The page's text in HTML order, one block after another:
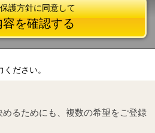
護方針に同意して
容を確認する
ださい。
るためにも、複数の希望をご登録